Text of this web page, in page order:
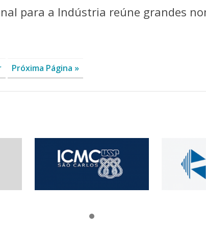
para a Indústria reúne grandes
Próxima Página »